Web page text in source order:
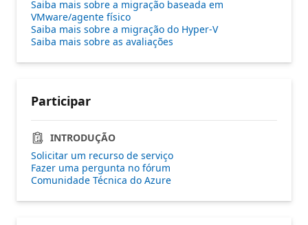
Saiba mais sobre a migração baseada em
VMware/agente físico
Saiba mais sobre a migração do Hyper-V
Saiba mais sobre as avaliações
Participar
INTRODUÇÃO
Solicitar um recurso de serviço
Fazer uma pergunta no fórum
Comunidade Técnica do Azure